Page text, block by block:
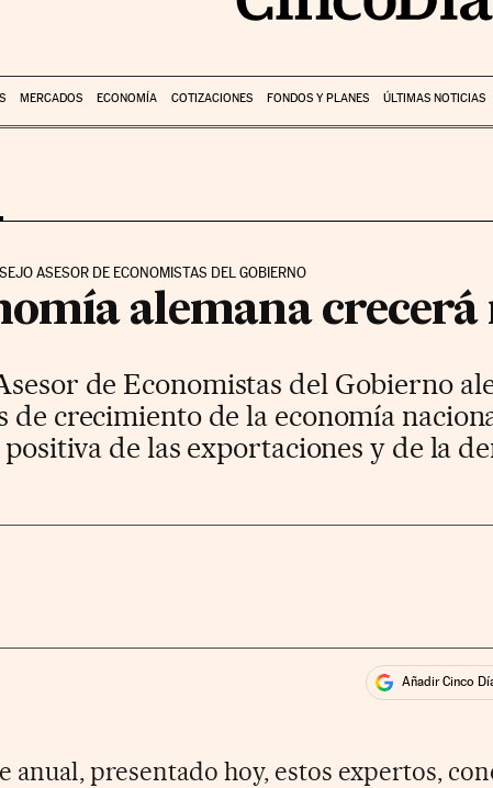
MERCADOS ECONOMÍA COTIZACIONES FONDOS Y PLANES ÚLTIMAS NOTICIAS
ASESOR DE ECONOMISTAS DEL GOBIERNO
alemana
de Economistas del Gobierno
de crecimiento de la economía
de las exportaciones y de la
en TwitterRedes Sociales Añadir Cinco
anual, presentado hoy, estos expertos,